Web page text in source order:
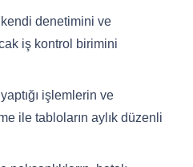
denetimini ve
iş kontrol birimini
işlemlerin ve
ile tabloların aylık düzenli